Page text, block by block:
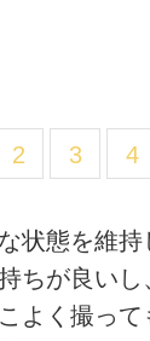
2 3 4
状態を維
ちが良い
よく撮っ